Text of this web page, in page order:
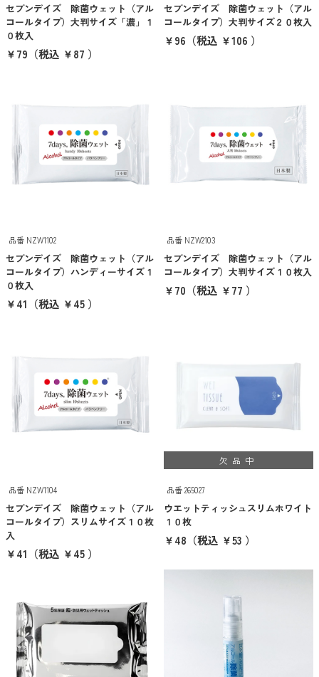
アウトドア・旅行・レジャー
キーホルダ
お掃除グッズ
グルメ・食品
雑貨
カラーから探す
ホワイト
グレー
ピンク
イエロー
ゴールド
シルバー
クリア
セブンデイズ 除菌ウェット（アル
コールタイプ）大判サイズ「濃」１
０枚入
￥79 （税込 ￥87 ）
セブンデイズ 除菌ウェット（アル
コールタイプ）大判サイズ２０枚入
￥96 （税込 ￥106 ）
品番 NZW1102
セブンデイズ 除菌ウェット（アル
コールタイプ）ハンディーサイズ１
０枚入
￥41 （税込 ￥45 ）
品番 NZW2103
セブンデイズ 除菌ウェット（アル
コールタイプ）大判サイズ１０枚入
￥70 （税込 ￥77 ）
品番 NZW1104
セブンデイズ 除菌ウェット（アル
コールタイプ）スリムサイズ１０枚
入
￥41 （税込 ￥45 ）
欠品中
品番 265027
ウエットティッシュスリムホワイト
１０枚
￥48 （税込 ￥53 ）